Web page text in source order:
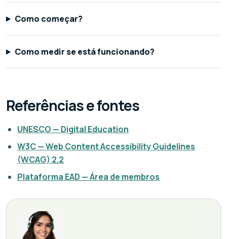
Como começar?
Como medir se está funcionando?
Referências e fontes
UNESCO — Digital Education
W3C — Web Content Accessibility Guidelines
(WCAG) 2.2
Plataforma EAD — Área de membros